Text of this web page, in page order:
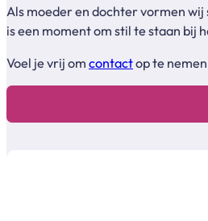
Als moeder en dochter vormen
is een moment om stil te staan bij
Voel je vrij om contactop te